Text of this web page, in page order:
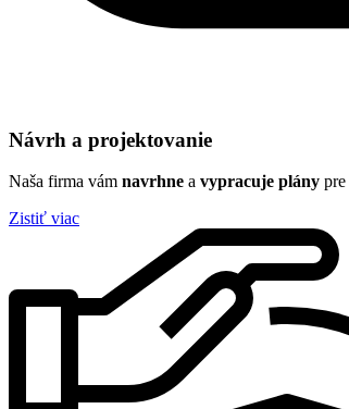
Návrh a projektovanie
Naša firma vám navrhne a vypracuje plány pre
Zistiť viac